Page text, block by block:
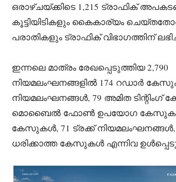
ഒരാഴ്ചയ്ക്കിടെ 1,215 ട്രാഫിക്
കൂട്ടിയിടികളും കൈകാര്യം
പരാതികളും ട്രാഫിക് വിഭാഗത്തിന്
ഇന്നലെ മാത്രം രേഖപ്പെടുത്തിയ 2,790
നിയമലംഘനങ്ങളിൽ 174 റഡാർ
നിയമലംഘനങ്ങൾ, 79 അമിത ടിന്റിംഗ്
മൊബൈൽ ഫോൺ ഉപയോഗ കേസുകൾ,
കേസുകൾ, 71 ട്രക്ക് നിയമലംഘനങ്ങൾ,
ധരിക്കാത്ത കേസുകൾ എന്നിവ